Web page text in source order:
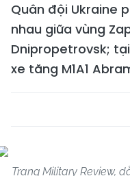
Quân đội Ukraine
nhau giữa vùng
Dnipropetrovsk;
xe tăng M1A1
Trang Military Review,